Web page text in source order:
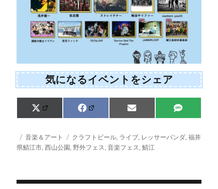
気になるイベントをシェア
Share
on
X
(
w
i
t
)
Share
on
F
a
e
b
o
Share
on
E
m
i
Share
on
S
M
投
稿
カ
テ
音楽＆アート
タ
グ
クラフトビール, ライブ, レッサーパンダ,福井
県鯖江市,西山公園, 野外フェス,音楽フェス,鯖江